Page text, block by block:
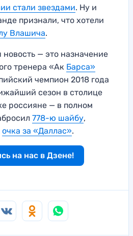
стали звездами. Ну и
признали, что хотели
Влашича.
новость — это назначение
тренера «Ак Барса»
чемпион 2018 года
сезон в столице
россияне — в полном
778-ю шайбу,
очка за «Даллас».
на нас в Дзене!